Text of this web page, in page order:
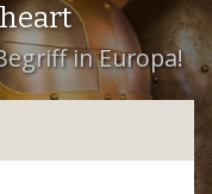
in Europa!